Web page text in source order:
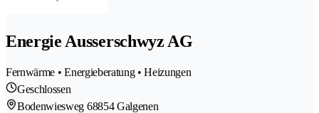
Energie Ausserschwyz AG
Fernwärme • Energieberatung • Heizungen
Geschlossen
Bodenwiesweg 68854 Galgenen